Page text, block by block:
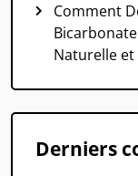
Comment
Naturelle et
Derniers